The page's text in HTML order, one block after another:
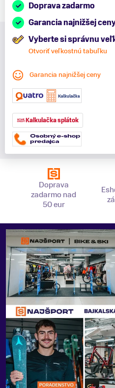
Doprava zadarmo
Garancia najnižšej
Vyberte si správnu
Otvoriť veľkostnú tabuľku
Garancia najnižšej ceny
Kalkulačka splátok
Doprava
zadarmo nad
50 eur